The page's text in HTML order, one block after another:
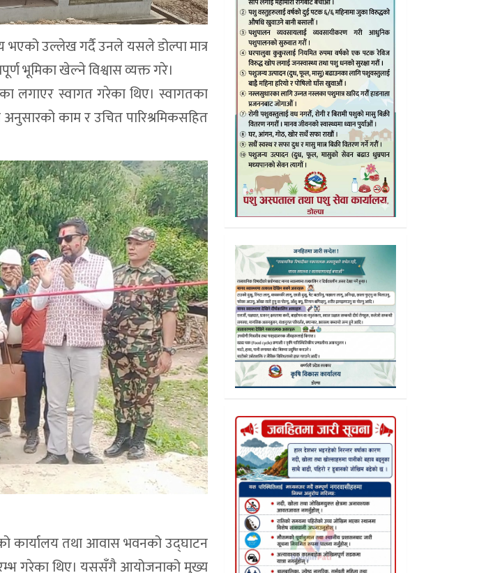
भएको उल्लेख गर्दै उनले यसले डोल्पा मात्र
भूमिका खेल्ने विश्वास व्यक्त गरे।
लगाएर स्वागत गरेका थिए। स्वागतका
काम र उचित पारिश्रमिकसहित
कार्यालय तथा आवास भवनको उद्घाटन
गरेका थिए। यससँगै आयोजनाको मुख्य